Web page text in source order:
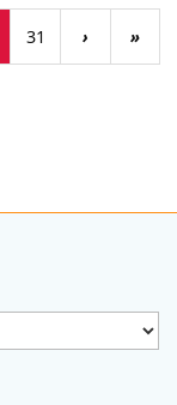
31 › »